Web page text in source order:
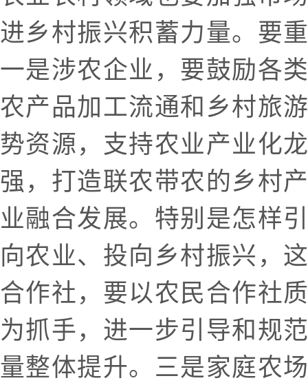
进乡村振兴积蓄力量。要
一是涉农企业，要鼓励各
农产品加工流通和乡村旅
势资源，支持农业产业化
强，打造联农带农的乡村
业融合发展。特别是怎样
向农业、投向乡村振兴，
合作社，要以农民合作社
为抓手，进一步引导和规
量整体提升。三是家庭农